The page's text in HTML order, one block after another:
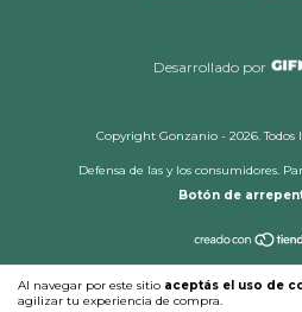
Al navegar por este sitio aceptás el uso de
agilizar tu experiencia de compra.
Desarrollado por
Copyright Gonzanio - 2026. Todos
Defensa de las y los consumidores.
Botón de